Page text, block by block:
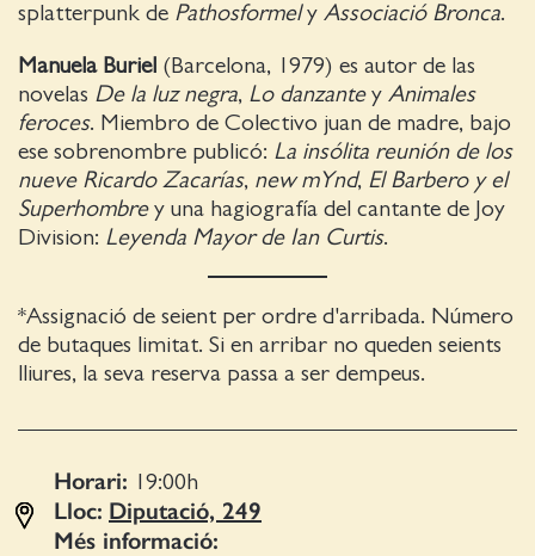
splatterpunk de Pathosformely Associació Bronca.
Manuela Buriel (Barcelona, 1979) es autor de las
novelas De la luz negra, Lo danzantey Animales
feroces. Miembro de Colectivo juan de madre, bajo
ese sobrenombre publicó: La insólita reunión de los
nueve Ricardo Zacarías, new mYnd, El Barbero y el
Superhombrey una hagiografía del cantante de Joy
Division: Leyenda Mayor de Ian Curtis.
*Assignació de seient per ordre d'arribada. Número
de butaques limitat. Si en arribar no queden seients
lliures, la seva reserva passa a ser dempeus.
Horari: 19:00 h
Lloc: Diputació, 249
Més informació: